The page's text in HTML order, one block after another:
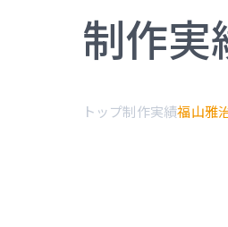
制作実
トップ制作実績福山雅